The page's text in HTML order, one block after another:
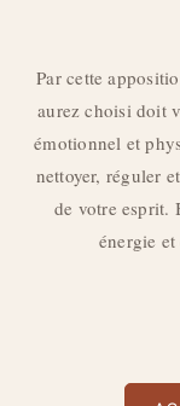
Par cette
aurez choisi doit
émotionnel et
nettoyer, réguler
de votre esprit.
énergie